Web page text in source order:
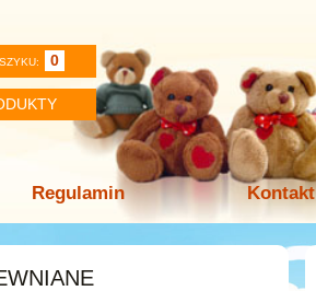
0
Regulamin Kontakt